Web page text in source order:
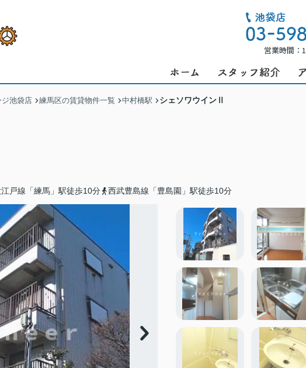
営業時間
池袋店 練馬区の賃貸物件一覧 中村橋駅 シェソワウインⅡ
戸線「練馬」駅徒歩10分 西武豊島線「豊島園」駅徒歩10分